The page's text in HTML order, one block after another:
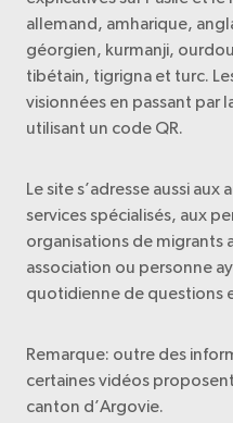
allemand, amharique,
géorgien, kurmanji,
tibétain, tigrigna et turc.
visionnées en passant par
utilisant un code QR.
Le site s’adresse aussi
services spécialisés, aux
organisations de migrants
association ou personne
quotidienne de questions
Remarque: outre des
certaines vidéos
canton d’Argovie.